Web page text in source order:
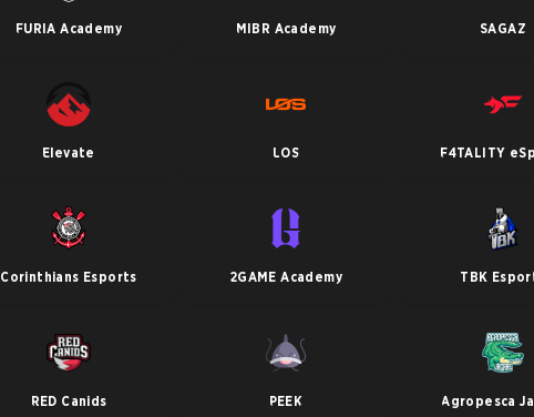
FURIA Academy MIBR Academy SAGAZ
Elevate LOS F4TALITY
Corinthians Esports 2GAME Academy TBK
RED Canids PEEK Agropesca